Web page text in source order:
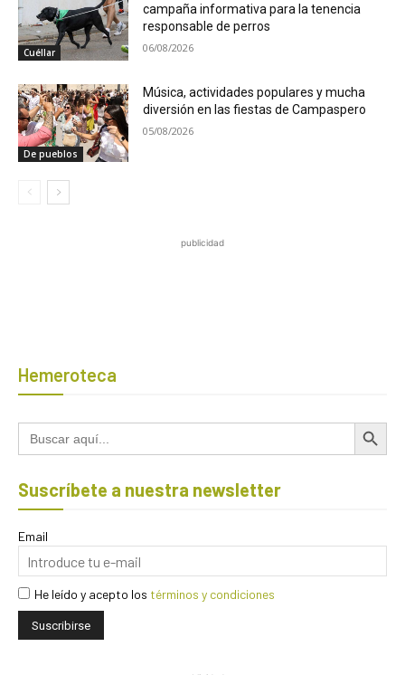
Cuéllar
campaña informativa para la tenencia
responsable de perros
06/08/2026
De pueblos
Música, actividades populares y mucha
diversión en las fiestas de Campaspero
05/08/2026
publicidad
Hemeroteca
Buscar: Botón de
Suscríbete a nuestra newsletter
Email
He leído y acepto los términos y condiciones